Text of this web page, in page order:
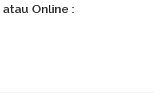
Online :